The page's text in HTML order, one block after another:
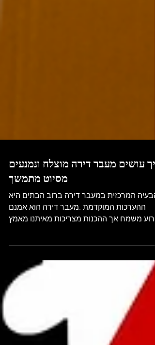
איך עושים מעבר דירה מוצלח ונמנעים
מסיוט מתמשך
הבעיה המרכזית במעבר דירה ברוב הבתים היא
ההערכות המוקדמת .מעבר דירה הוא אמנם
ואתגר לא קטן ....